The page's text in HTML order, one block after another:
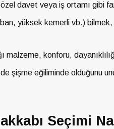
davet veya iş ortamı gibi
yüksek kemerli vb.)
malzeme, konforu,
şişme eğiliminde olduğunu
Seçimi